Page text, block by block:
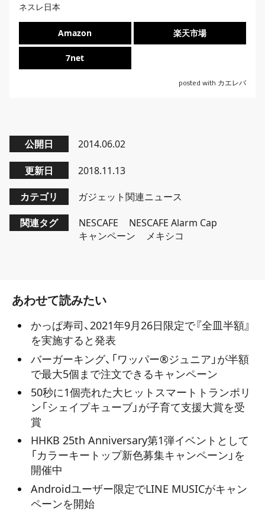
posted with カエレバ
ネスレ日本
Amazon 楽天市場
7net
公開日 2014.06.02
更新日 2018.11.13
カテゴリ ガジェット関連ニュース
関連タグ NESCAFE
NESCAFE Alarm Cap
キャンペーン
メキシコ
あわせて読みたい
かっぱ寿司、2021年9月26日限定で『全皿半額』
を実施すると発表
バーガーキング、「ワッパー®ジュニア」が半額
で最大5個まで注文できるキャンペーン
50秒に1個売れた大ヒットスマートトランポリ
ン「シェイプキューブ」が子育て支援大賞を受
賞
HHKB 25th Anniversary第1弾イベントとして
「カラーキートップ新色募集キャンペーン」を
開催中
Androidユーザー限定でLINE MUSICがキャン
ペーンを開始